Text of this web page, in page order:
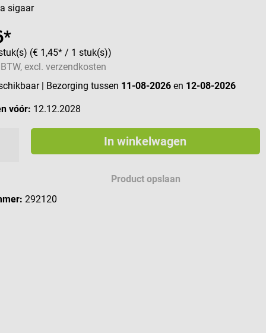
sigaar
(€ 1,45* / 1 stuk(s))
excl. verzendkosten
| Bezorging tussen 11-08-2026 en 12-08-2026
vóór: 12.12.2028
In winkelwagen
Product opslaan
292120